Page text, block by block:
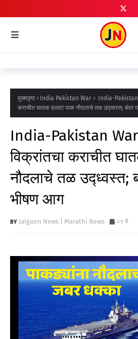
मुख्यपृष्ठ India Pakistan War
India-
कराचीत घातक हल्ला! पाक नौदलाचे तळ उद्ध्वस्त; बंदर
India-Pakistan
विक्रांतचा कराचीत
नौदलाचे तळ उद्ध्वस्त;
भीषण आग
Jalgaon News | Marathi News ०९ मे